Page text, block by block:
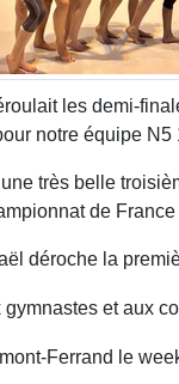
les demi-
notre équipe N5
très belle
de France
déroche la
et aux
Ferrand le